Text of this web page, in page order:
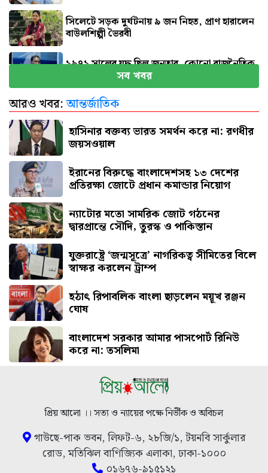
সিলেটে সড়ক দুর্ঘটনায় ৯ জন নিহত, প্রাণ হারালেন
বাউলশিল্পী ভৈরবী
১৯৭১ সালের যুদ্ধ ছিল জনতার, কোনো রাজনৈতিক
দলের নয় : ভারপ্রাপ্ত রাষ্ট্রপতি
রাষ্ট্রের গুরুত্বপূর্ণ ব্যক্তিদের নিয়ে অপপ্রচারের বিরুদ্ধে
সব খবর
আরও খবর:আন্তর্জাতিক
হাসিনার বক্তব্য ভারত সমর্থন করে না: রণধীর
জয়সওয়াল
ইরানের বিরুদ্ধে বাংলাদেশসহ ১৩ দেশের
প্রতিরক্ষা জোটে প্রধান কমান্ডার নিয়োগ
ন্যাটোর মতো সামরিক জোট গঠনের
দ্বারপ্রান্তে সৌদি, তুরস্ক ও পাকিস্তান
যুক্তরাষ্ট্রে ‘জন্মসূত্রে’ নাগরিকত্ব সীমিতের বিলে
স্বাক্ষর করলেন ট্রাম্প
হঠাৎ রিপাবলিক বাংলা ছাড়লেন ময়ূখ রঞ্জন
ঘোষ
বাংলাদেশ সরকার আমার পাসপোর্ট রিনিউ
করে না: তসলিমা
প্রিয় আলো ।। সত্য ও ন্যায়ের পক্ষে নির্ভীক ও অবিচল
গাউছে-পাক ভবন, লিফট-৬, ২৮জি/১, টয়নবি সার্কুলার
রোড, মতিঝিল বাণিজ্যিক এলাকা, ঢাকা-১০০০
০১৬৭৬-৯১৫১২১